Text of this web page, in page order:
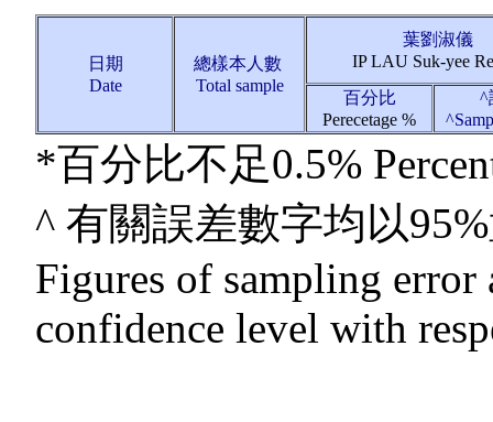
日期
Date
總樣本人數
Total sample
葉劉淑儀
IP LAU Suk-yee
百分比
Perecetage %
^
*百分比不足0.5%
^ 有關誤差數字均以
Figures of sampling error
confidence level with